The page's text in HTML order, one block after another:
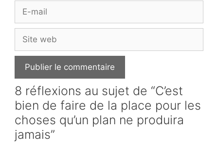
Site
web
8 réflexions au sujet de “C’est
bien de faire de la place pour les
choses qu’un plan ne produira
jamais”